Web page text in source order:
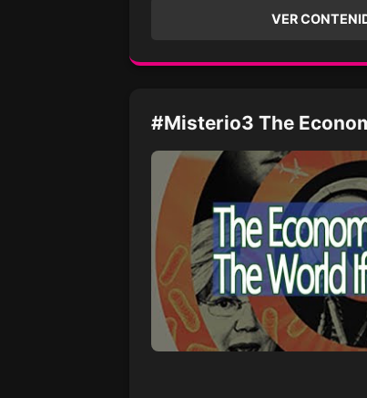
VER
#Misterio3 The